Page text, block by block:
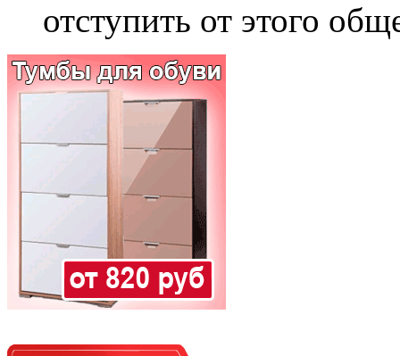
отступить от этого